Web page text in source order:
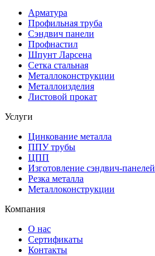
Арматура
Профильная труба
Сэндвич панели
Профнастил
Шпунт Ларсена
Сетка стальная
Металлоконструкции
Металлоизделия
Листовой прокат
Услуги
Цинкование металла
ППУ трубы
ЦПП
Изготовление сэндвич-панелей
Резка металла
Металлоконструкции
Компания
О нас
Сертификаты
Контакты